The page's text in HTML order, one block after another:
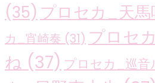
(35) プロセカ_天馬
カ_宵崎奏 (31) プロセ
ね (37) プロセカ_巡音